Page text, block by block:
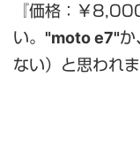
『価格：￥
い。 "moto e7"か
ない）と思われま